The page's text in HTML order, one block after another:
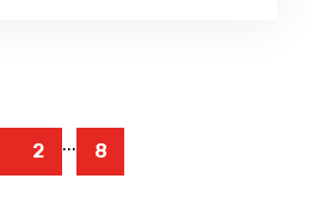
2 ... 8